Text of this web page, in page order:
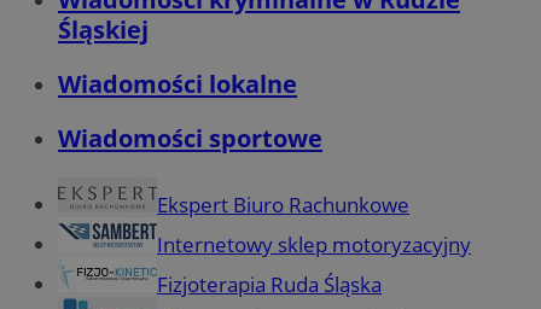
Śląskiej
Wiadomości lokalne
Wiadomości sportowe
Ekspert Biuro Rachunkowe
Internetowy sklep motoryzacyjny
Fizjoterapia Ruda Śląska